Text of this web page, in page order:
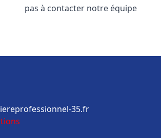
pas à contacter notre équipe
35.fr